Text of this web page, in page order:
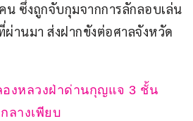
ซึ่งถูกจับกุมจากการลักลอบเล่น
านมา ส่งฝากขังต่อศาลจังหวัด
งหลวงฝ่าด่านกุญแจ 3 ชั้น
ลางเพียบ